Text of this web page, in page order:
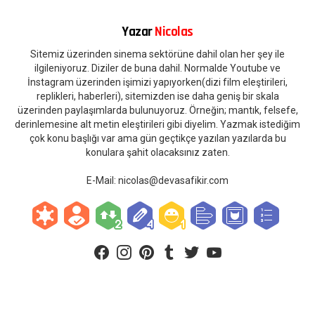
YazarNicolas
Sitemiz üzerinden sinema sektörüne dahil olan her şey ile
ilgileniyoruz. Diziler de buna dahil. Normalde Youtube ve
İnstagram üzerinden işimizi yapıyorken(dizi film eleştirileri,
replikleri, haberleri), sitemizden ise daha geniş bir skala
üzerinden paylaşımlarda bulunuyoruz. Örneğin; mantık, felsefe,
derinlemesine alt metin eleştirileri gibi diyelim. Yazmak istediğim
çok konu başlığı var ama gün geçtikçe yazılan yazılarda bu
konulara şahit olacaksınız zaten.
E-Mail: nicolas@devasafikir.com
facebookinstagrampinterest